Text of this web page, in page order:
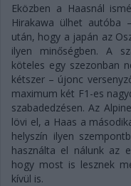
Eközben a Haasnál
Hirakawa ülhet autóba
után, hogy a japán az
ilyen minőségben. A
köteles egy szezonban
kétszer – újonc
maximum két F1-es
szabadedzésen. Az
lövi el, a Haas a
helyszín ilyen
használta el nálunk az
hogy most is lesznek
kívül is.